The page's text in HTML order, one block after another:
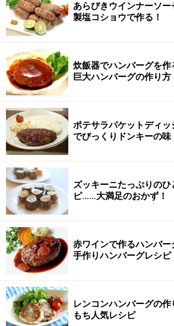
あらびきウインナーソ
製塩コショウで作る！
炊飯器でハンバーグを作
巨大ハンバーグの作り方
ポテサラパケットディ
でびっくりドンキーの味
ズッキーニたっぷりの
ピ……大満足のおかず！
赤ワインで作るハンバ
手作りハンバーグレシピ
レンコンハンバーグの
もち人気レシピ